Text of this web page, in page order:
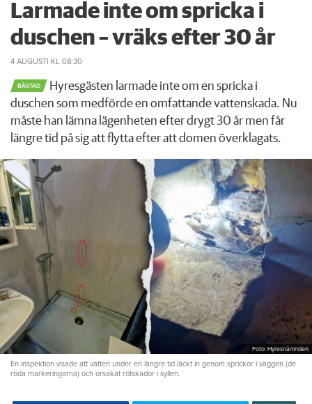
Larmade inte om spricka i
duschen – vräks efter 30 år
4 AUGUSTI KL 08:30
BÅSTAD
Hyresgästen larmade inte om en spricka i
duschen som medförde en omfattande vattenskada. Nu
måste han lämna lägenheten efter drygt 30 år men får
längre tid på sig att flytta efter att domen överklagats.
Foto: Hyresnämnden
En inspektion visade att vatten under en längre tid läckt in genom sprickor i väggen (de
röda markeringarna) och orsakat rötskador i syllen.